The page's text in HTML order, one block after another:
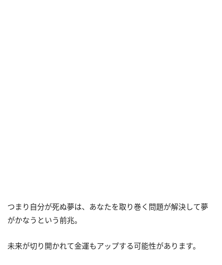
つまり自分が死ぬ夢は、あなたを取り巻く問題が解決して夢
がかなうという前兆。
未来が切り開かれて金運もアップする可能性があります。